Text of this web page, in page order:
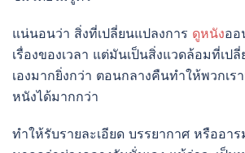
แน่นอนว่า สิ่งที่เปลี่ยนแปลงการ ดูหนังออ
เรื่องของเวลา แต่มันเป็นสิ่งแวดล้อมที่เป
เองมากยิ่งกว่า ตอนกลางคืนทำให้พวกเร
หนังได้มากกว่า
ทำให้รับรายละเอียด บรรยากาศ หรืออา